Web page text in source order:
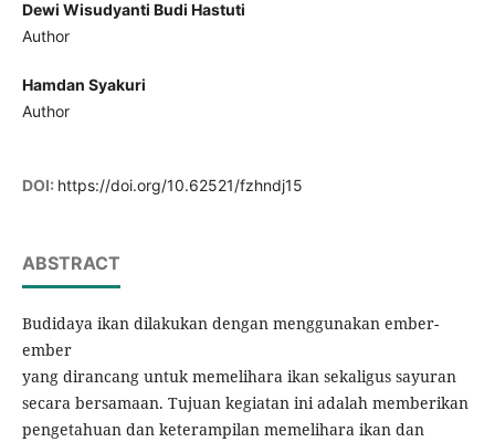
Dewi Wisudyanti Budi Hastuti
Author
Hamdan Syakuri
Author
DOI: https://doi.org/10.62521/fzhndj15
ABSTRACT
Budidaya ikan dilakukan dengan menggunakan ember-
ember
yang dirancang untuk memelihara ikan sekaligus sayuran
secara bersamaan. Tujuan kegiatan ini adalah memberikan
pengetahuan dan keterampilan memelihara ikan dan